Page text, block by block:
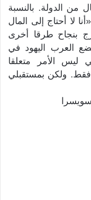
من الدولة. بالنسبة
لا أحتاج إلى المال
بنجاح طرقا أخرى
العرب اليهود في
ليس الأمر متعلقا
فقط. ولكن بمستقبلي